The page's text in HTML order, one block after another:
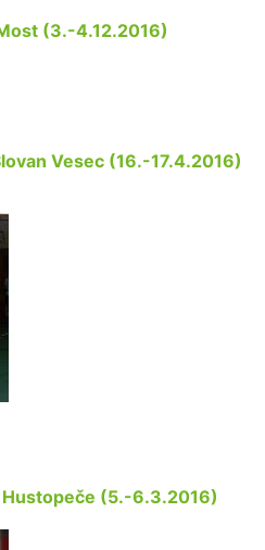
(3.-4.12.2016)
Vesec (16.-17.4.2016)
Hustopeče (5.-6.3.2016)